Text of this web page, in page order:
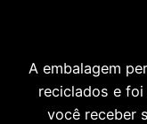
A embalagem
reciclados e
você receber